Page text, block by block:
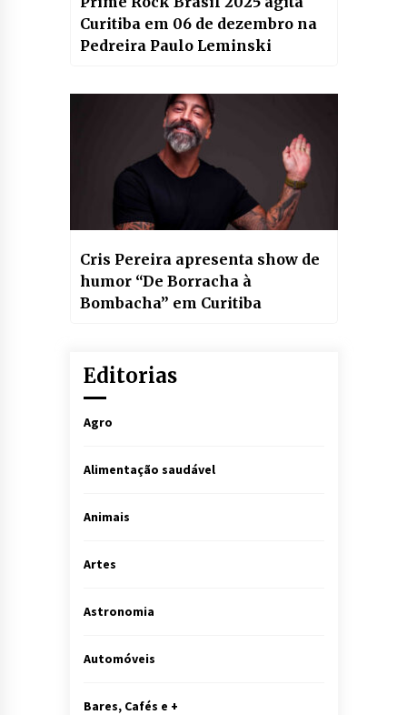
Curitiba em 06 de dezembro na
Pedreira Paulo Leminski
Cris Pereira apresenta show de
humor “De Borracha à
Bombacha” em Curitiba
Editorias
Agro
Alimentação saudável
Animais
Artes
Astronomia
Automóveis
Bares, Cafés e +